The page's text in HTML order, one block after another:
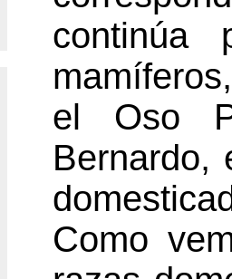
continúa
el Oso
Bernardo,
Como